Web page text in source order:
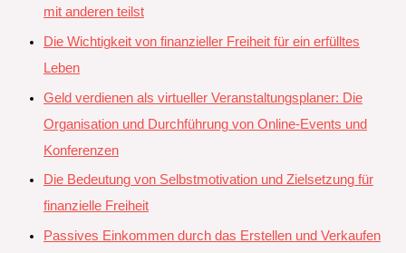
mit anderen teilst
Die Wichtigkeit von finanzieller Freiheit für ein erfülltes
Leben
Geld verdienen als virtueller Veranstaltungsplaner: Die
Organisation und Durchführung von Online-Events und
Konferenzen
Die Bedeutung von Selbstmotivation und Zielsetzung für
finanzielle Freiheit
Passives Einkommen durch das Erstellen und Verkaufen